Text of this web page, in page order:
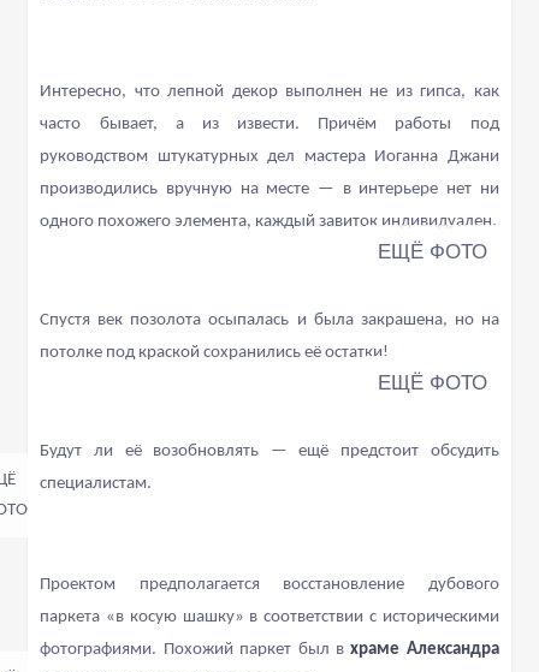
Интересно, что лепной декор выполнен не из гипса, как
часто бывает, а из извести. Причём работы под
руководством штукатурных дел мастера Иоганна Джани
производились вручную на месте — в интерьере нет ни
одного похожего элемента, каждый завиток индивидуален.
Спустя век позолота осыпалась и была закрашена, но на
потолке под краской сохранились её остатки!
Будут ли её возобновлять — ещё предстоит обсудить
специалистам.
Проектом предполагается восстановление дубового
паркета «в косую шашку» в соответствии с историческими
фотографиями. Похожий паркет был вхраме Александра